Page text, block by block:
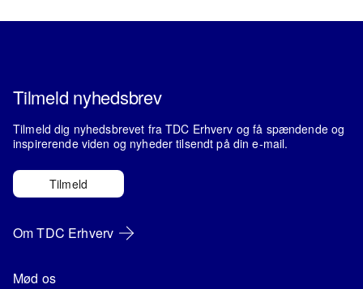
Tilmeld nyhedsbrev
Tilmeld dig nyhedsbrevet fra TDC Erhverv og få spændende og
inspirerende viden og nyheder tilsendt på din e-mail.
Tilmeld
Om TDC Erhverv
Mød os